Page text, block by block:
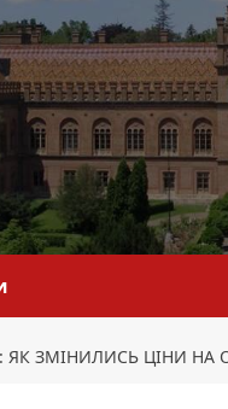
ЯК ЗМІНИЛИСЬ ЦІНИ НА